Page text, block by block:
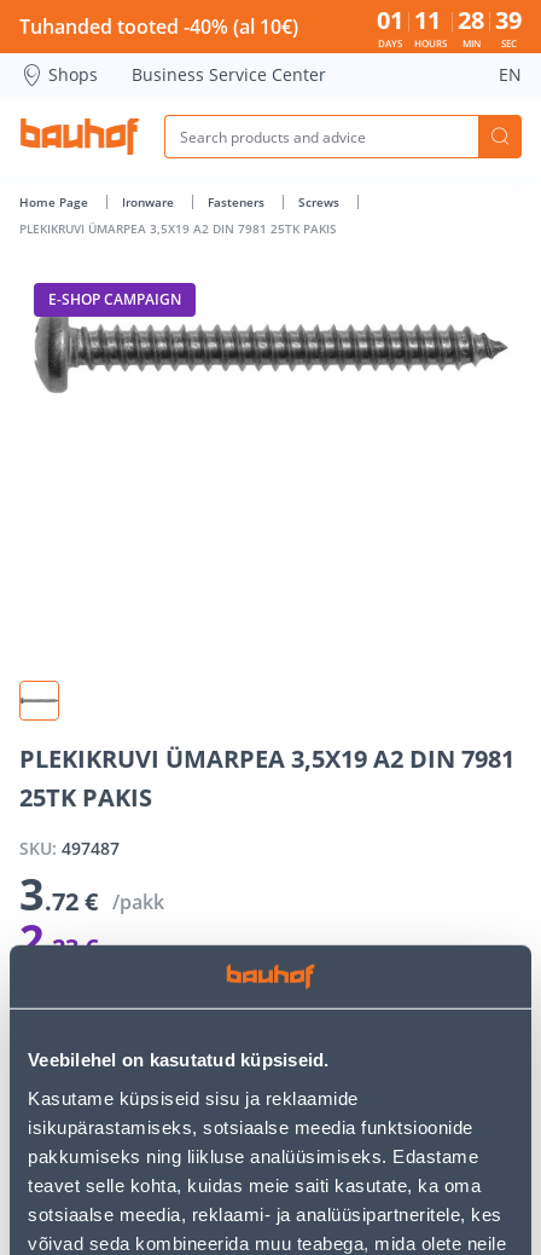
Veebilehel on kasutatud küpsiseid.
Kasutame küpsiseid sisu ja reklaamide
isikupärastamiseks, sotsiaalse meedia funktsioonide
pakkumiseks ning liikluse analüüsimiseks. Edastame
teavet selle kohta, kuidas meie saiti kasutate, ka oma
sotsiaalse meedia, reklaami- ja analüüsipartneritele, kes
võivad seda kombineerida muu teabega, mida olete neile
PLEKIKRUVI ÜMARPEA 3,5X19 A2 DIN 7981 25TK PAKIS -
Tuhanded tooted -40% (al 10€) 01
DAYS
11
HOURS
28
MIN
39
SEC
Shops Business Service Center EN
Home Page Ironware Fasteners
Screws
PLEKIKRUVI ÜMARPEA 3,5X19 A2 DIN 7981 25TK PAKIS
E-SHOP CAMPAIGN
PLEKIKRUVI ÜMARPEA 3,5X19 A2 DIN 7981
25TK PAKIS
SKU: 497487
3.72 € /pakk
2.23 €
E-shop campaign price for a logged-in customer
− + ADD TO CART
See availability